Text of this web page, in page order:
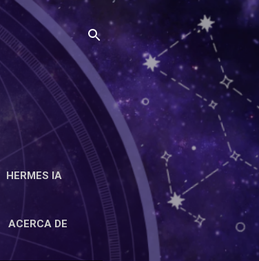
HERMES IA
ACERCA DE